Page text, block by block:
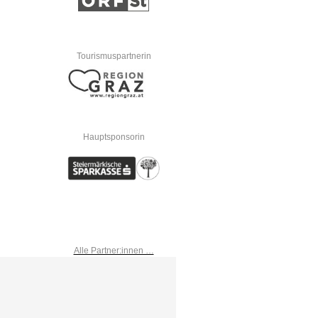
Tourismuspartnerin
Hauptsponsorin
Alle Partner:innen …